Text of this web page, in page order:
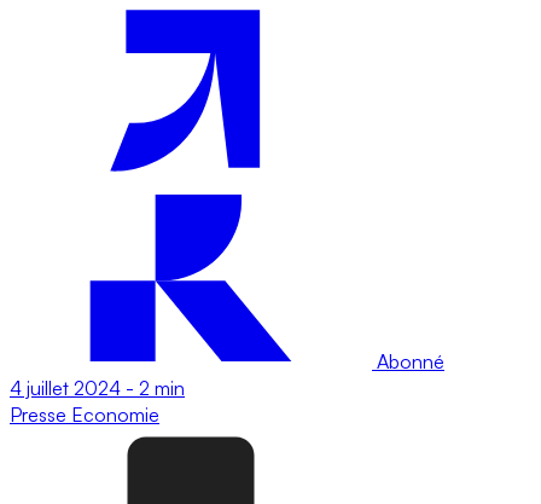
Abonné
4 juillet 2024 - 2 min
Presse Economie